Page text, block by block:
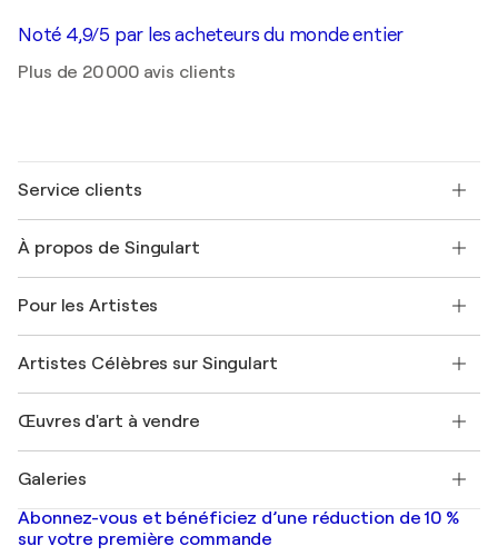
Noté 4,9/5 par les acheteurs du monde entier
Plus de 20 000 avis clients
Service clients
Expédition
Offrir une carte cadeau
Rejoignez notre programme commercial
Mon compte
+33 1 76 44 06 42
À propos de Singulart
FAQ
Magazine Singulart
Emplois
Découvrez une sélection d'art original
Pour les Artistes
Se connecter en tant qu'Artiste
Artistes Célèbres sur Singulart
Marc Chagall
Banksy
Mr. Brainwash
Shepard Fairey
Œuvres d'art à vendre
Tableaux abstraits à vendre
Peintures de paysage
Estampes
Galeries
Galeries d'art en France
Galeries d'art en Belgique
Abonnez-vous et bénéficiez d’une réduction de 10 %
sur votre première commande